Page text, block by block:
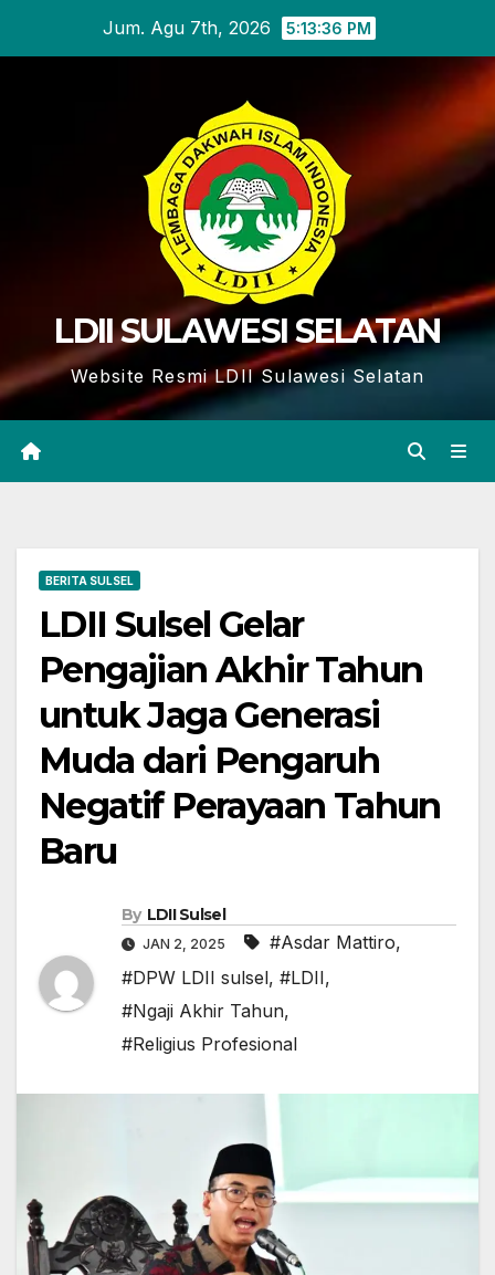
Jum. Agu 7th, 2026 5:13:37 PM
LDII SULAWESI SELATAN
Website Resmi LDII Sulawesi Selatan
BERITA SULSEL
LDII Sulsel Gelar
Pengajian Akhir Tahun
untuk Jaga Generasi
Muda dari Pengaruh
Negatif Perayaan Tahun
Baru
By LDII Sulsel
JAN 2, 2025 #Asdar Mattiro,
#DPW LDII sulsel, #LDII,
#Ngaji Akhir Tahun,
#Religius Profesional